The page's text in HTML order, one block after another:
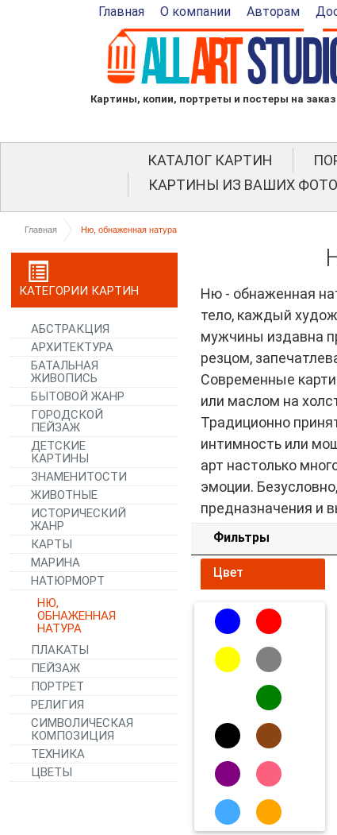
Главная О компании Авторам
Картины, копии, портреты и постеры на заказ
КАТАЛОГ КАРТИН
КАРТИНЫ ИЗ ВАШИХ ФОТО
Главная Ню, обнаженная натура
КАТЕГОРИИ КАРТИН
АБСТРАКЦИЯ
АРХИТЕКТУРА
БАТАЛЬНАЯ
ЖИВОПИСЬ
БЫТОВОЙ ЖАНР
ГОРОДСКОЙ
ПЕЙЗАЖ
ДЕТСКИЕ
КАРТИНЫ
ЗНАМЕНИТОСТИ
ЖИВОТНЫЕ
ИСТОРИЧЕСКИЙ
ЖАНР
КАРТЫ
МАРИНА
НАТЮРМОРТ
НЮ,
ОБНАЖЕННАЯ
НАТУРА
ПЛАКАТЫ
ПЕЙЗАЖ
ПОРТРЕТ
РЕЛИГИЯ
СИМВОЛИЧЕСКАЯ
КОМПОЗИЦИЯ
ТЕХНИКА
ЦВЕТЫ
Ню - обнаженная
тело, каждый
мужчины издавна
резцом,
Современные
или маслом на
Традиционно
интимность или
арт настолько
эмоции. Безусловно,
предназначения и
Фильтры
Цвет